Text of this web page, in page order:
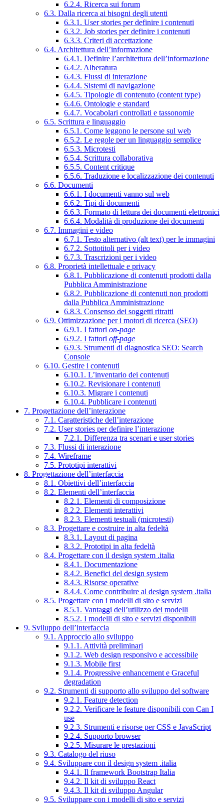
6.2.4. Ricerca sui forum
6.3. Dalla ricerca ai bisogni degli utenti
6.3.1. User stories per definire i contenuti
6.3.2. Job stories per definire i contenuti
6.3.3. Criteri di accettazione
6.4. Architettura dell’informazione
6.4.1. Definire l’architettura dell’informazione
6.4.2. Alberatura
6.4.3. Flussi di interazione
6.4.4. Sistemi di navigazione
6.4.5. Tipologie di contenuto (content type)
6.4.6. Ontologie e standard
6.4.7. Vocabolari controllati e tassonomie
6.5. Scrittura e linguaggio
6.5.1. Come leggono le persone sul web
6.5.2. Le regole per un linguaggio semplice
6.5.3. Microtesti
6.5.4. Scrittura collaborativa
6.5.5. Content critique
6.5.6. Traduzione e localizzazione dei contenuti
6.6. Documenti
6.6.1. I documenti vanno sul web
6.6.2. Tipi di documenti
6.6.3. Formato di lettura dei documenti elettronici
6.6.4. Modalità di produzione dei documenti
6.7. Immagini e video
6.7.1. Testo alternativo (alt text) per le immagini
6.7.2. Sottotitoli per i video
6.7.3. Trascrizioni per i video
6.8. Proprietà intellettuale e privacy
6.8.1. Pubblicazione di contenuti prodotti dalla
Pubblica Amministrazione
6.8.2. Pubblicazione di contenuti non prodotti
dalla Pubblica Amministrazione
6.8.3. Consenso dei soggetti ritratti
6.9. Ottimizzazione per i motori di ricerca (SEO)
6.9.1. I fattori on-page
6.9.2. I fattori off-page
6.9.3. Strumenti di diagnostica SEO: Search
Console
6.10. Gestire i contenuti
6.10.1. L’inventario dei contenuti
6.10.2. Revisionare i contenuti
6.10.3. Migrare i contenuti
6.10.4. Pubblicare i contenuti
7. Progettazione dell’interazione
7.1. Caratteristiche dell’interazione
7.2. User stories per definire l’interazione
7.2.1. Differenza tra scenari e user stories
7.3. Flussi di interazione
7.4. Wireframe
7.5. Prototipi interattivi
8. Progettazione dell’interfaccia
8.1. Obiettivi dell’interfaccia
8.2. Elementi dell’interfaccia
8.2.1. Elementi di composizione
8.2.2. Elementi interattivi
8.2.3. Elementi testuali (microtesti)
8.3. Progettare e costruire in alta fedeltà
8.3.1. Layout di pagina
8.3.2. Prototipi in alta fedeltà
8.4. Progettare con il design system .italia
8.4.1. Documentazione
8.4.2. Benefici del design system
8.4.3. Risorse operative
8.4.4. Come contribuire al design system .italia
8.5. Progettare con i modelli di sito e servizi
8.5.1. Vantaggi dell’utilizzo dei modelli
8.5.2. I modelli di sito e servizi disponibili
9. Sviluppo dell’interfaccia
9.1. Approccio allo sviluppo
9.1.1. Attività preliminari
9.1.2. Web design responsivo e accessibile
9.1.3. Mobile first
9.1.4. Progressive enhancement e Graceful
degradation
9.2. Strumenti di supporto allo sviluppo del software
9.2.1. Feature detection
9.2.2. Verificare le feature disponibili con Can I
use
9.2.3. Strumenti e risorse per CSS e JavaScript
9.2.4. Supporto browser
9.2.5. Misurare le prestazioni
9.3. Catalogo del riuso
9.4. Sviluppare con il design system .italia
9.4.1. Il framework Bootstrap Italia
9.4.2. Il kit di sviluppo React
9.4.3. Il kit di sviluppo Angular
9.5. Sviluppare con i modelli di sito e servizi